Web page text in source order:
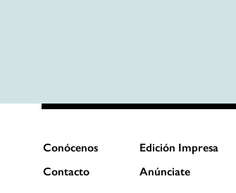
Conócenos Edición Impresa
Contacto
Anúnciate